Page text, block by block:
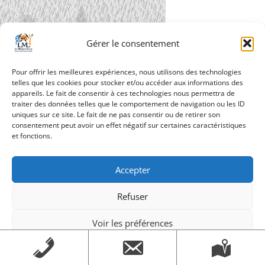
Gérer le consentement
Pour offrir les meilleures expériences, nous utilisons des technologies
telles que les cookies pour stocker et/ou accéder aux informations des
appareils. Le fait de consentir à ces technologies nous permettra de
traiter des données telles que le comportement de navigation ou les ID
uniques sur ce site. Le fait de ne pas consentir ou de retirer son
consentement peut avoir un effet négatif sur certaines caractéristiques
et fonctions.
Accepter
Refuser
Voir les préférences
Mentions légalesMentions légales
Navigation
de
l’article
vignette_sous_la_pluie
Création Androme Informatique© 2026. Tous droits
|Mentions légales